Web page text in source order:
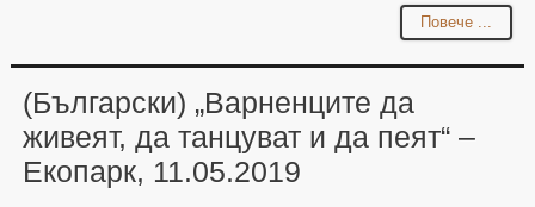
Повече ...
(Български) „Варненците да
живеят, да танцуват и да пеят“ –
Екопарк, 11.05.2019